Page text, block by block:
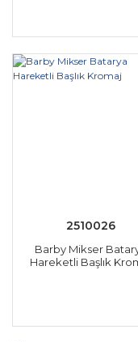
2510026
Barby Mikser
Hareketli Başlık